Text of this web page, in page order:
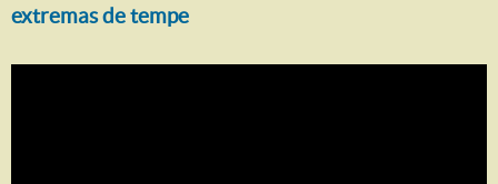
extremas de tempe